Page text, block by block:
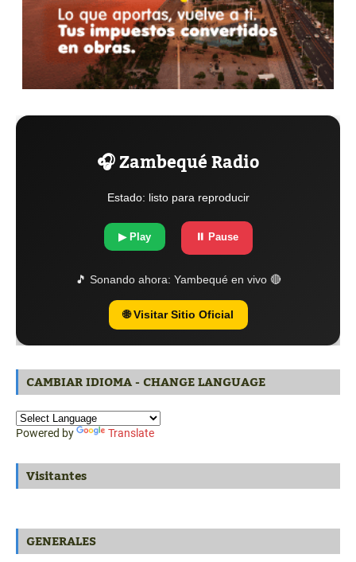
🎧 Zambequé Radio
Estado: listo para reproducir
▶ Play ⏸ Pause
🎵 Sonando ahora: Yambequé en vivo 🔴
🌐 Visitar Sitio Oficial
CAMBIAR IDIOMA - CHANGE LANGUAGE
Powered by Translate
Visitantes
GENERALES